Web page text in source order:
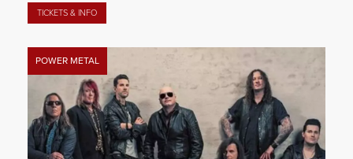
TICKETS & INFO
POWER METAL